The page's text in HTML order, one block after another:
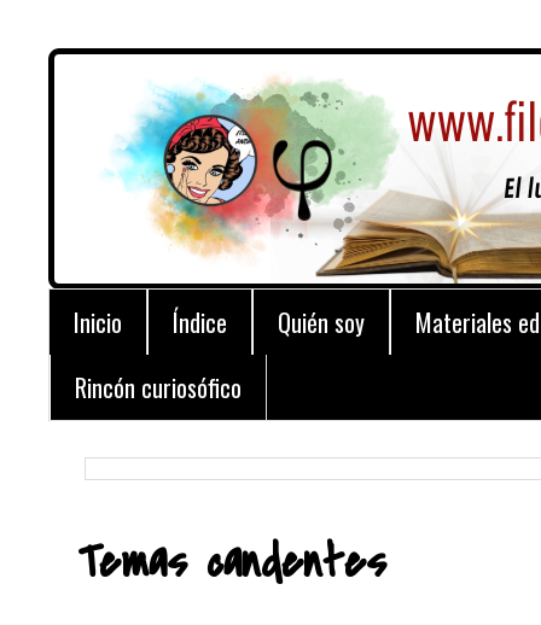
Inicio Índice Quién soy
Materiales
Rincón curiosófico
Temas candentes